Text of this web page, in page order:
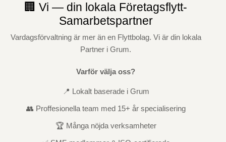
🏢 Vi — din lokala Företagsflytt-
Samarbetspartner
Vardagsförvaltning är mer än en Flyttbolag. Vi är din lokala
Partner i Grum.
Varför välja oss?
📍 Lokalt baserade i Grum
👥 Proffesionella team med 15+ år specialisering
🏆 Många nöjda verksamheter